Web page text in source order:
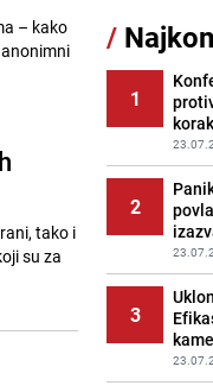
– kako
tako i
su za
12
PRIJE
13
Kao
PRIJE
14
PRIJE
/
1
2
3